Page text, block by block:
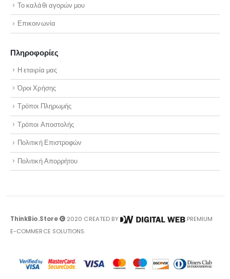
Το καλάθι αγορών μου
Επικοινωνία
Πληροφορίες
Η εταιρία μας
Όροι Χρήσης
Τρόποι Πληρωμής
Τρόποι Αποστολής
Πολιτική Επιστροφών
Πολιτική Απορρήτου
ThinkBio.Store 2020 CREATED BY
PREMIUM
E-COMMERCE SOLUTIONS.